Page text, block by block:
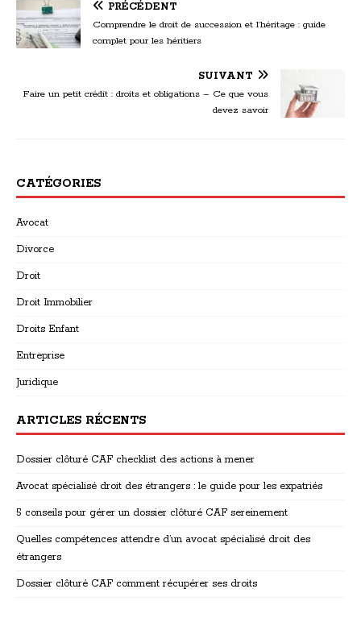
PRÉCÉDENT
Comprendre le droit de succession et l’héritage : guide
complet pour les héritiers
SUIVANT
Faire un petit crédit : droits et obligations – Ce que vous
devez savoir
CATÉGORIES
Avocat
Divorce
Droit
Droit Immobilier
Droits Enfant
Entreprise
Juridique
ARTICLES RÉCENTS
Dossier clôturé CAF checklist des actions à mener
Avocat spécialisé droit des étrangers : le guide pour les expatriés
5 conseils pour gérer un dossier clôturé CAF sereinement
Quelles compétences attendre d’un avocat spécialisé droit des
étrangers
Dossier clôturé CAF comment récupérer ses droits